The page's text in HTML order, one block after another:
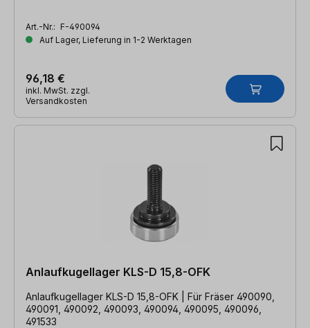
Art.-Nr.: F-490094
Auf Lager, Lieferung in 1-2 Werktagen
96,18 €
inkl. MwSt. zzgl.
Versandkosten
Anlaufkugellager KLS-D 15,8-OFK
Anlaufkugellager KLS-D 15,8-OFK | Für Fräser 490090,
490091, 490092, 490093, 490094, 490095, 490096,
491533